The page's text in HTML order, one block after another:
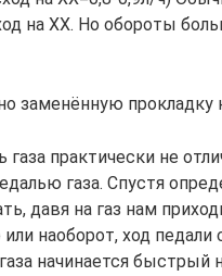
на ХХ. Но обороты
заменённую прокладку
практически не
газа. Спустя
давя на газ нам
наоборот, ход
начинается быстрый